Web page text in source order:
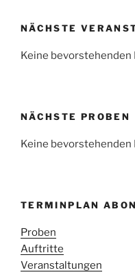
NÄCHSTE
Keine bevorstehenden
NÄCHSTE PROBEN
Keine bevorstehenden
TERMINPLAN
Proben
Auftritte
Veranstaltungen